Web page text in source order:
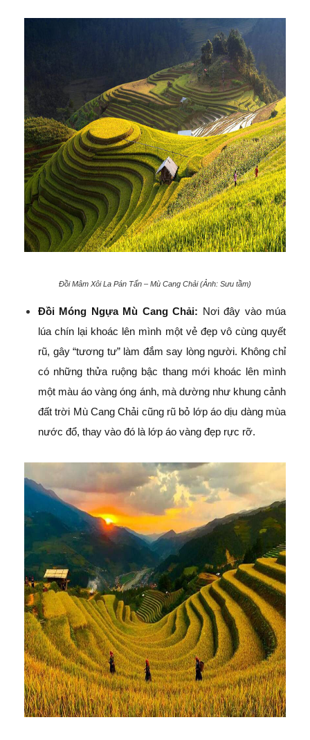
Đồi Mâm Xôi La Pán Tẩn – Mù Cang Chải (Ảnh: Sưu tầm)
Đồi Móng Ngựa Mù Cang Chải: Nơi đây vào múa
lúa chín lại khoác lên mình một vẻ đẹp vô cùng quyết
rũ, gây “tương tư” làm đắm say lòng người. Không chỉ
có những thửa ruộng bậc thang mới khoác lên mình
một màu áo vàng óng ánh, mà dường như khung cảnh
đất trời Mù Cang Chải cũng rũ bỏ lớp áo dịu dàng mùa
nước đổ, thay vào đó là lớp áo vàng đẹp rực rỡ.